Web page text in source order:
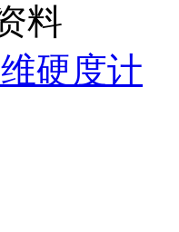
料
硬度计